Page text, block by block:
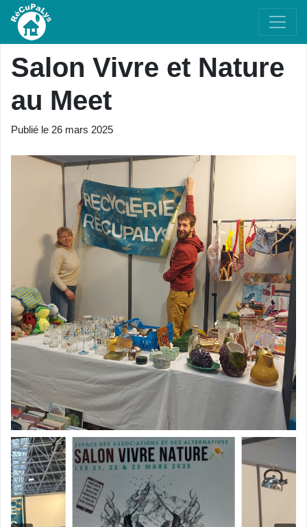
Salon Vivre et Nature
au Meet
Publié le 26 mars 2025